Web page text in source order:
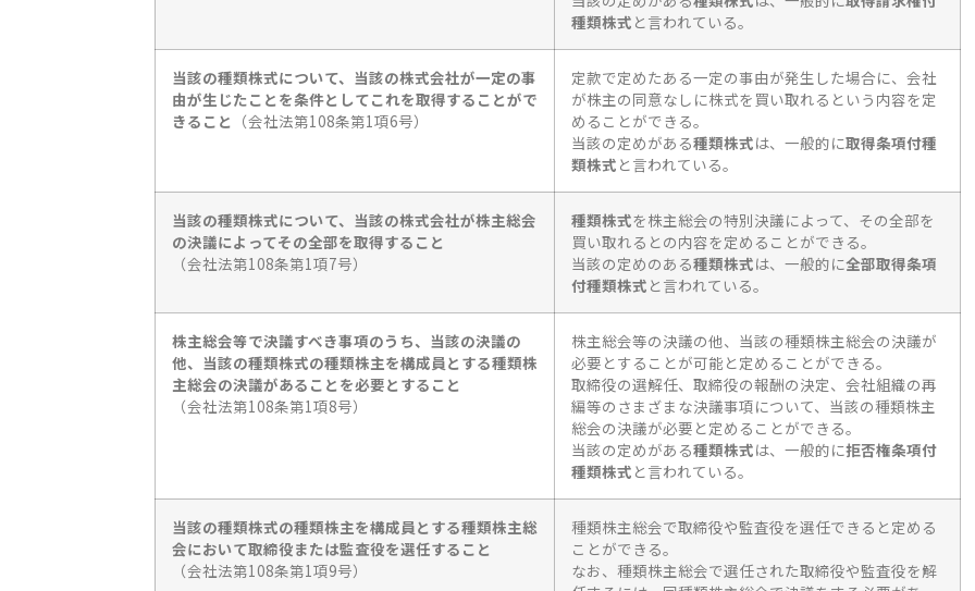
種類株式 と言われている。
当該の種類株式について、当該の株式会社が一定の事
由が生じたことを条件としてこれを取得することがで
きること （会社法第108条第1項6号）
定款で定めたある一定の事由が発生した場合に、会社
が株主の同意なしに株式を買い取れるという内容を定
めることができる。
当該の定めがある種類株式は、一般的に取得条項付種
類株式 と言われている。
当該の種類株式について、当該の株式会社が株主総会
の決議によってその全部を取得すること
（会社法第108条第1項7号）
種類株式を株主総会の特別決議によって、その全部を
買い取れるとの内容を定めることができる。
当該の定めのある種類株式は、一般的に全部取得条項
付種類株式 と言われている。
株主総会等で決議すべき事項のうち、当該の決議の
他、当該の種類株式の種類株主を構成員とする種類株
主総会の決議があることを必要とすること
（会社法第108条第1項8号）
株主総会等の決議の他、当該の種類株主総会の決議が
必要とすることが可能と定めることができる。
取締役の選解任、取締役の報酬の決定、会社組織の再
編等のさまざまな決議事項について、当該の種類株主
総会の決議が必要と定めることができる。
当該の定めがある種類株式は、一般的に拒否権条項付
種類株式 と言われている。
当該の種類株式の種類株主を構成員とする種類株主総
会において取締役または監査役を選任すること
（会社法第108条第1項9号）
種類株主総会で取締役や監査役を選任できると定める
ことができる。
なお、種類株主総会で選任された取締役や監査役を解